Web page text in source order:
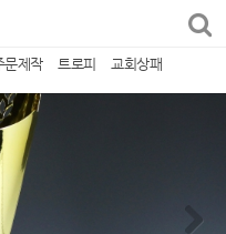
문제작 트로피 교회상패